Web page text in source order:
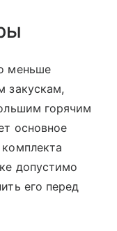
меньше
закускам,
горячим
основное
допустимо
его перед